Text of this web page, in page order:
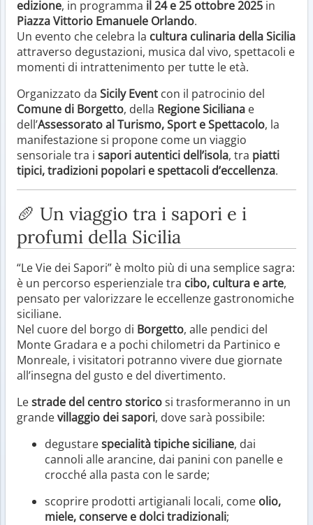
edizione, in programma il 24 e 25 ottobre 2025 in
Piazza Vittorio Emanuele Orlando.
Un evento che celebra la cultura culinaria della Sicilia
attraverso degustazioni, musica dal vivo, spettacoli e
momenti di intrattenimento per tutte le età.
Organizzato da Sicily Event con il patrocinio del
Comune di Borgetto, della Regione Siciliana e
dell’Assessorato al Turismo, Sport e Spettacolo, la
manifestazione si propone come un viaggio
sensoriale tra i sapori autentici dell’isola, tra piatti
tipici, tradizioni popolari e spettacoli d’eccellenza.
🥖 Un viaggio tra i sapori e i
profumi della Sicilia
“Le Vie dei Sapori” è molto più di una semplice sagra:
è un percorso esperienziale tra cibo, cultura e arte,
pensato per valorizzare le eccellenze gastronomiche
siciliane.
Nel cuore del borgo di Borgetto, alle pendici del
Monte Gradara e a pochi chilometri da Partinico e
Monreale, i visitatori potranno vivere due giornate
all’insegna del gusto e del divertimento.
Lestrade del centro storicosi trasformeranno in un
grandevillaggio dei sapori, dove sarà possibile:
degustarespecialità tipiche siciliane, dai
cannoli alle arancine, dai panini con panelle e
crocché alla pasta con le sarde;
scoprire prodotti artigianali locali, come olio,
miele, conserve e dolci tradizionali;